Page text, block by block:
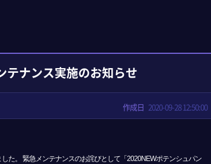
テナンス実施のお知らせ
作成日 2020-09-28 12:50:00
た。 緊急メンテナンスのお詫びとして「2020NEWポテンシュパン